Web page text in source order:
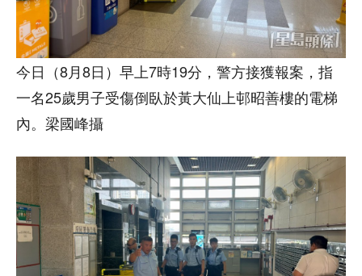
今日（8月8日）早上7時19分，警方接獲報案，指
一名25歲男子受傷倒臥於黃大仙上邨昭善樓的電梯
內。梁國峰攝